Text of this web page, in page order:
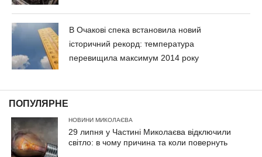
В Очакові спека встановила новий
історичний рекорд: температура
перевищила максимум 2014 року
ПОПУЛЯРНЕ
НОВИНИ МИКОЛАЄВА
29 липня у Частині Миколаєва відключили
світло: в чому причина та коли повернуть